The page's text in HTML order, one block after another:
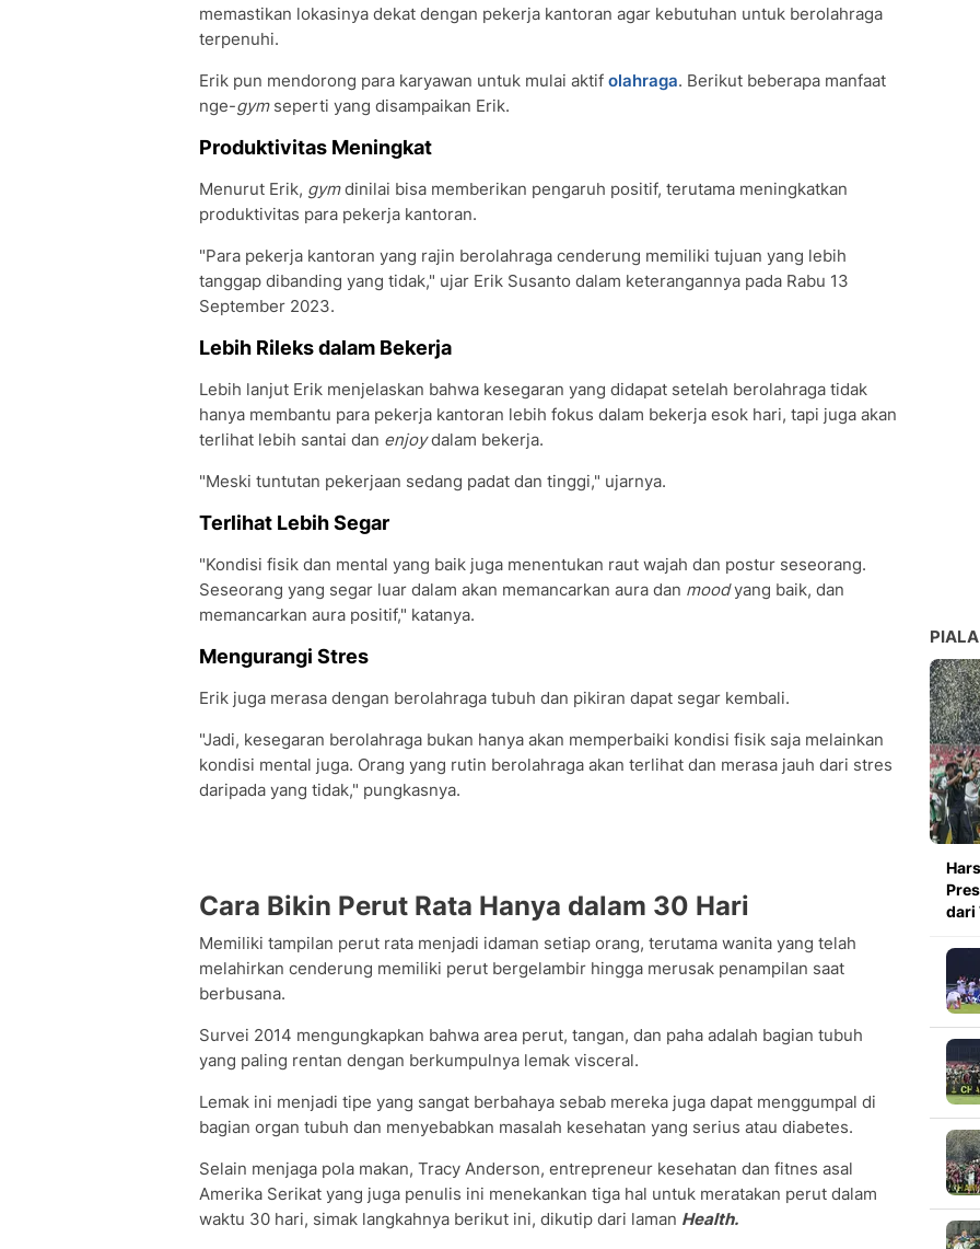
memastikan lokasinya dekat dengan pekerja kantoran agar kebutuhan untuk berolahraga
terpenuhi.
Erik pun mendorong para karyawan untuk mulai aktif olahraga. Berikut beberapa manfaat
nge-gymseperti yang disampaikan Erik.
Produktivitas Meningkat
Menurut Erik, gymdinilai bisa memberikan pengaruh positif, terutama meningkatkan
produktivitas para pekerja kantoran.
"Para pekerja kantoran yang rajin berolahraga cenderung memiliki tujuan yang lebih
tanggap dibanding yang tidak," ujar Erik Susanto dalam keterangannya pada Rabu 13
September 2023.
Lebih Rileks dalam Bekerja
Lebih lanjut Erik menjelaskan bahwa kesegaran yang didapat setelah berolahraga tidak
hanya membantu para pekerja kantoran lebih fokus dalam bekerja esok hari, tapi juga akan
terlihat lebih santai dan enjoydalam bekerja.
"Meski tuntutan pekerjaan sedang padat dan tinggi," ujarnya.
Terlihat Lebih Segar
"Kondisi fisik dan mental yang baik juga menentukan raut wajah dan postur seseorang.
Seseorang yang segar luar dalam akan memancarkan aura dan moodyang baik, dan
memancarkan aura positif," katanya.
Mengurangi Stres
Erik juga merasa dengan berolahraga tubuh dan pikiran dapat segar kembali.
"Jadi, kesegaran berolahraga bukan hanya akan memperbaiki kondisi fisik saja melainkan
kondisi mental juga. Orang yang rutin berolahraga akan terlihat dan merasa jauh dari stres
daripada yang tidak," pungkasnya.
Cara Bikin Perut Rata Hanya dalam 30 Hari
Memiliki tampilan perut rata menjadi idaman setiap orang, terutama wanita yang telah
melahirkan cenderung memiliki perut bergelambir hingga merusak penampilan saat
berbusana.
Survei 2014 mengungkapkan bahwa area perut, tangan, dan paha adalah bagian tubuh
yang paling rentan dengan berkumpulnya lemak visceral.
Lemak ini menjadi tipe yang sangat berbahaya sebab mereka juga dapat menggumpal di
bagian organ tubuh dan menyebabkan masalah kesehatan yang serius atau diabetes.
Selain menjaga pola makan, Tracy Anderson, entrepreneur kesehatan dan fitnes asal
Amerika Serikat yang juga penulis ini menekankan tiga hal untuk meratakan perut dalam
waktu 30 hari, simak langkahnya berikut ini, dikutip dari laman Health.
dari